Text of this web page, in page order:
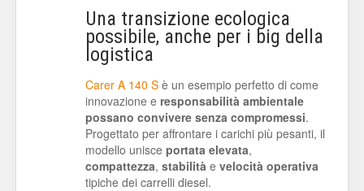
Una transizione ecologica
possibile, anche per i big della
logistica
Carer A 140 S è un esempio perfetto di come
innovazione e responsabilità ambientale
possano convivere senza compromessi.
Progettato per affrontare i carichi più pesanti, il
modello unisce portata elevata,
compattezza, stabilità e velocità operativa
tipiche dei carrelli diesel.